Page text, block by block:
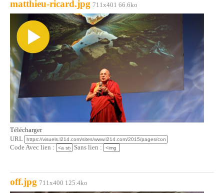
matthieu-ricard.jpg 711x401 66.6ko
Télécharger
URL
Code Avec lien :
Sans lien :
off.jpg 711x400 125.4ko